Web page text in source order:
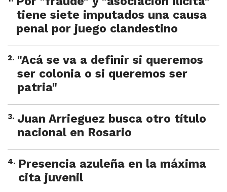
tiene siete imputados una causa
penal por juego clandestino
2. "Acá se va a definir si queremos
ser colonia o si queremos ser
patria"
3. Juan Arrieguez busca otro título
nacional en Rosario
4. Presencia azuleña en la máxima
cita juvenil